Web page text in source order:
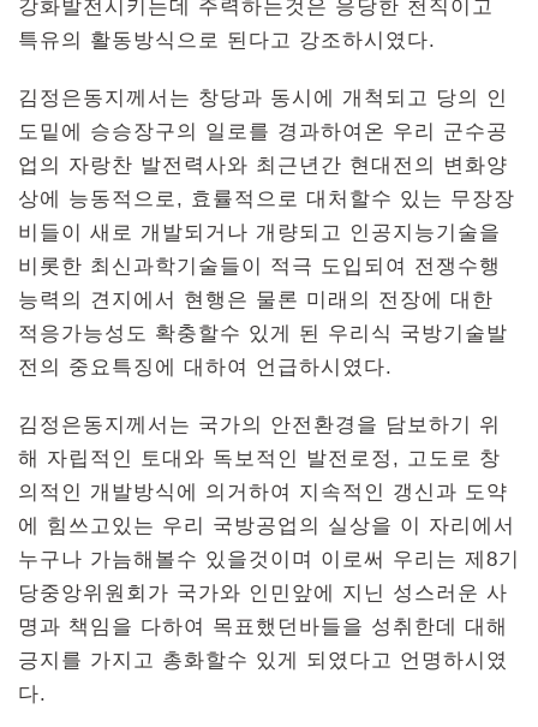
강화발전시키는데 주력하는것은 응당한 천직이고
특유의 활동방식으로 된다고 강조하시였다.
김정은동지께서는 창당과 동시에 개척되고 당의 인
도밑에 승승장구의 일로를 경과하여온 우리 군수공
업의 자랑찬 발전력사와 최근년간 현대전의 변화양
상에 능동적으로, 효률적으로 대처할수 있는 무장장
비들이 새로 개발되거나 개량되고 인공지능기술을
비롯한 최신과학기술들이 적극 도입되여 전쟁수행
능력의 견지에서 현행은 물론 미래의 전장에 대한
적응가능성도 확충할수 있게 된 우리식 국방기술발
전의 중요특징에 대하여 언급하시였다.
김정은동지께서는 국가의 안전환경을 담보하기 위
해 자립적인 토대와 독보적인 발전로정, 고도로 창
의적인 개발방식에 의거하여 지속적인 갱신과 도약
에 힘쓰고있는 우리 국방공업의 실상을 이 자리에서
누구나 가늠해볼수 있을것이며 이로써 우리는 제8기
당중앙위원회가 국가와 인민앞에 지닌 성스러운 사
명과 책임을 다하여 목표했던바들을 성취한데 대해
긍지를 가지고 총화할수 있게 되였다고 언명하시였
다.